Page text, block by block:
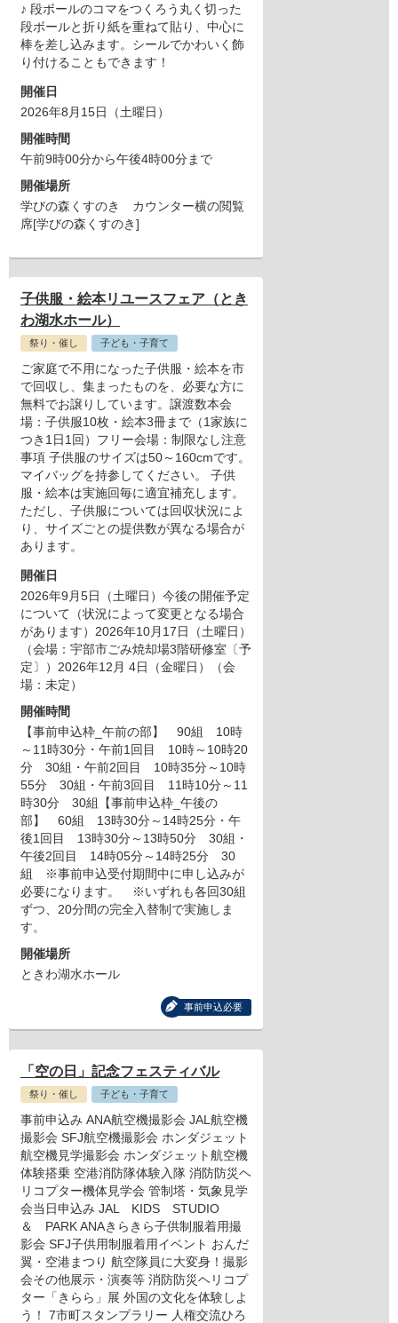
♪ 段ボールのコマをつくろう丸く切った
段ボールと折り紙を重ねて貼り、中心に
棒を差し込みます。シールでかわいく飾
り付けることもできます！
開催日
2026年8月15日（土曜日）
開催時間
午前9時00分から午後4時00分まで
開催場所
学びの森くすのき カウンター横の閲覧
席[学びの森くすのき]
子供服・絵本リユースフェア（とき
わ湖水ホール）
祭り・催し 子ども・子育て
ご家庭で不用になった子供服・絵本を市
で回収し、集まったものを、必要な方に
無料でお譲りしています。譲渡数本会
場：子供服10枚・絵本3冊まで（1家族に
つき1日1回）フリー会場：制限なし注意
事項 子供服のサイズは50～160cmです。
マイバッグを持参してください。 子供
服・絵本は実施回毎に適宜補充します。
ただし、子供服については回収状況によ
り、サイズごとの提供数が異なる場合が
あります。
開催日
2026年9月5日（土曜日） 今後の開催予定
について（状況によって変更となる場合
があります）2026年10月17日（土曜日）
（会場：宇部市ごみ焼却場3階研修室〔予
定〕）2026年12月 4日（金曜日）（会
場：未定）
開催時間
【事前申込枠_午前の部】 90組 10時
～11時30分・午前1回目 10時～10時20
分 30組・午前2回目 10時35分～10時
55分 30組・午前3回目 11時10分～11
時30分 30組【事前申込枠_午後の
部】 60組 13時30分～14時25分・午
後1回目 13時30分～13時50分 30組・
午後2回目 14時05分～14時25分 30
組 ※事前申込受付期間中に申し込みが
必要になります。 ※いずれも各回30組
ずつ、20分間の完全入替制で実施しま
す。
開催場所
ときわ湖水ホール
事前申込必要
「空の日」記念フェスティバル
祭り・催し 子ども・子育て
事前申込み ANA航空機撮影会 JAL航空機
撮影会 SFJ航空機撮影会 ホンダジェット
航空機見学撮影会 ホンダジェット航空機
体験搭乗 空港消防隊体験入隊 消防防災ヘ
リコプター機体見学会 管制塔・気象見学
会当日申込み JAL KIDS STUDIO
＆ PARK ANAきらきら子供制服着用撮
影会 SFJ子供用制服着用イベント おんだ
翼・空港まつり 航空隊員に大変身！撮影
会その他展示・演奏等 消防防災ヘリコプ
ター「きらら」展 外国の文化を体験しよ
う！ 7市町スタンプラリー 人権交流ひろ